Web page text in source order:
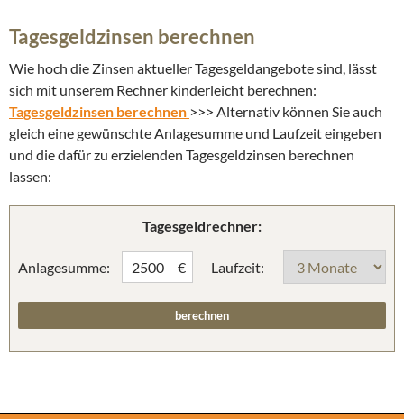
Tagesgeldzinsen berechnen
Wie hoch die Zinsen aktueller Tagesgeldangebote sind, lässt
sich mit unserem Rechner kinderleicht berechnen:
Tagesgeldzinsen berechnen >>> Alternativ können Sie auch
gleich eine gewünschte Anlagesumme und Laufzeit eingeben
und die dafür zu erzielenden Tagesgeldzinsen berechnen
lassen:
Tagesgeldrechner:
Anlagesumme: € Laufzeit: